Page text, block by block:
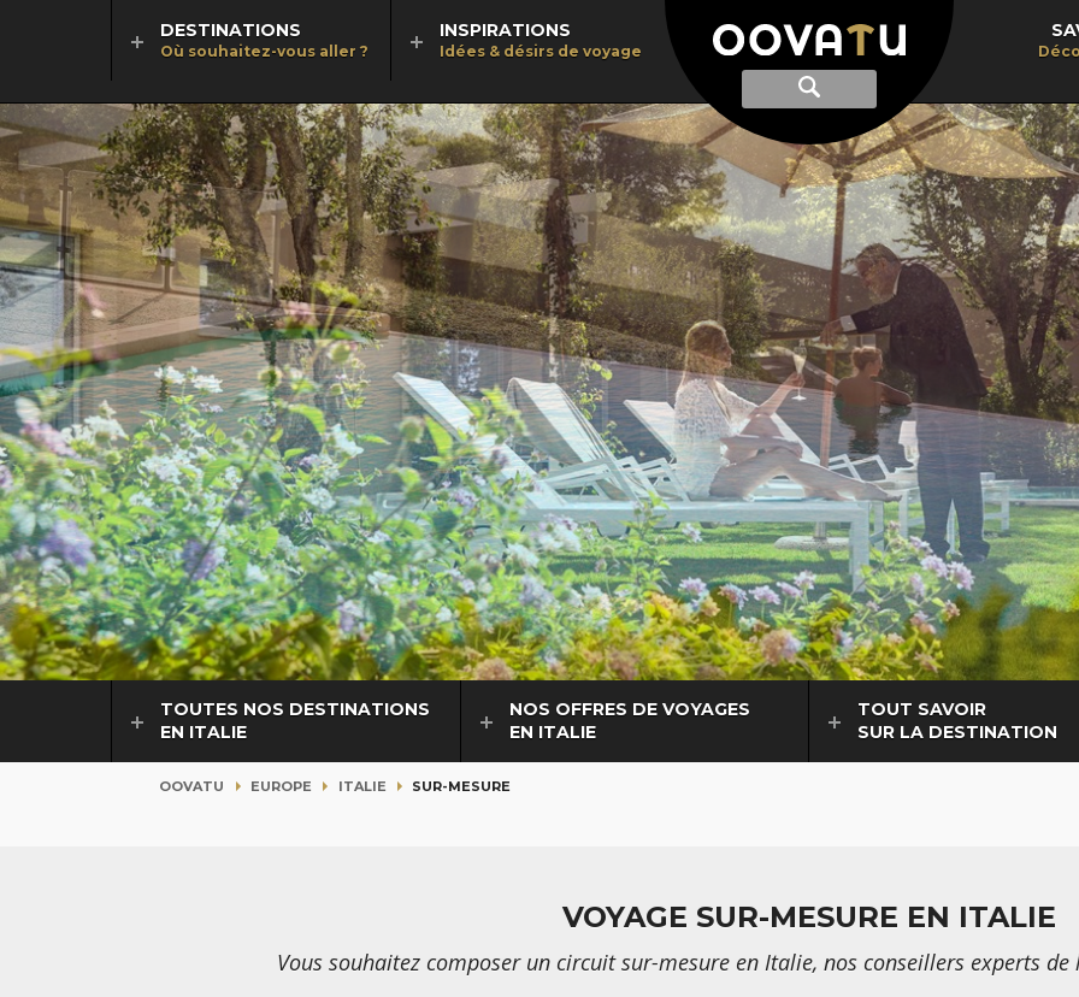
Afficher
recherche
Recherche
DESTINATIONS
Où souhaitez-vous aller ?
INSPIRATIONS
Idées & désirs de voyage
TOUTES NOS DESTINATIONS
EN ITALIE
NOS OFFRES DE VOYAGES
EN ITALIE
TOUT SAVOIR
SUR LA DESTINATION
OOVATU EUROPE ITALIE SUR-MESURE
VOYAGE SUR-MESURE EN ITALIE
Vous souhaitez composer un circuit sur-mesure en Italie, nos conseillers experts de